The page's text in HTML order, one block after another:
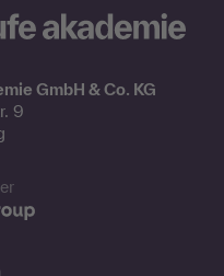
GmbH & Co. KG
9